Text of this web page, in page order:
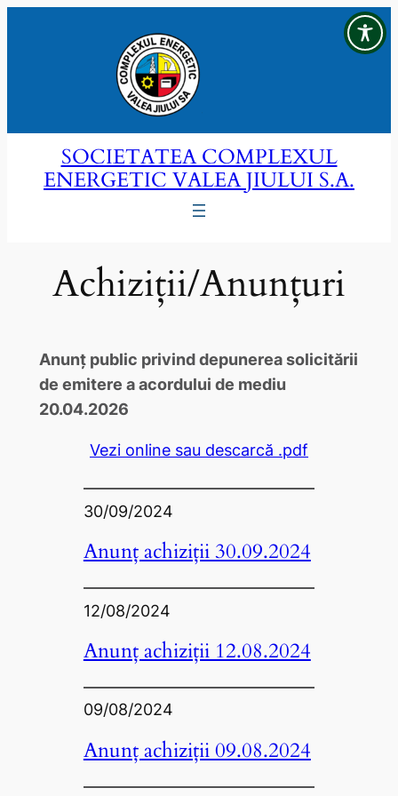
SOCIETATEA COMPLEXUL
ENERGETIC VALEA JIULUI S.A.
Achiziții/Anunțuri
Anunț public privind depunerea solicitării
de emitere a acordului de mediu
20.04.2026
Vezi online sau descarcă .pdf
30/09/2024
Anunț achiziții 30.09.2024
12/08/2024
Anunț achiziții 12.08.2024
09/08/2024
Anunț achiziții 09.08.2024